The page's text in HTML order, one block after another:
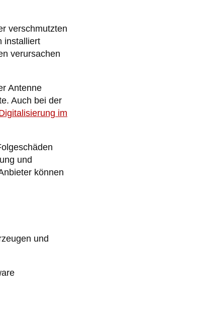
verschmutzten
installiert
verursachen
Antenne
Auch bei der
im
und
können
und